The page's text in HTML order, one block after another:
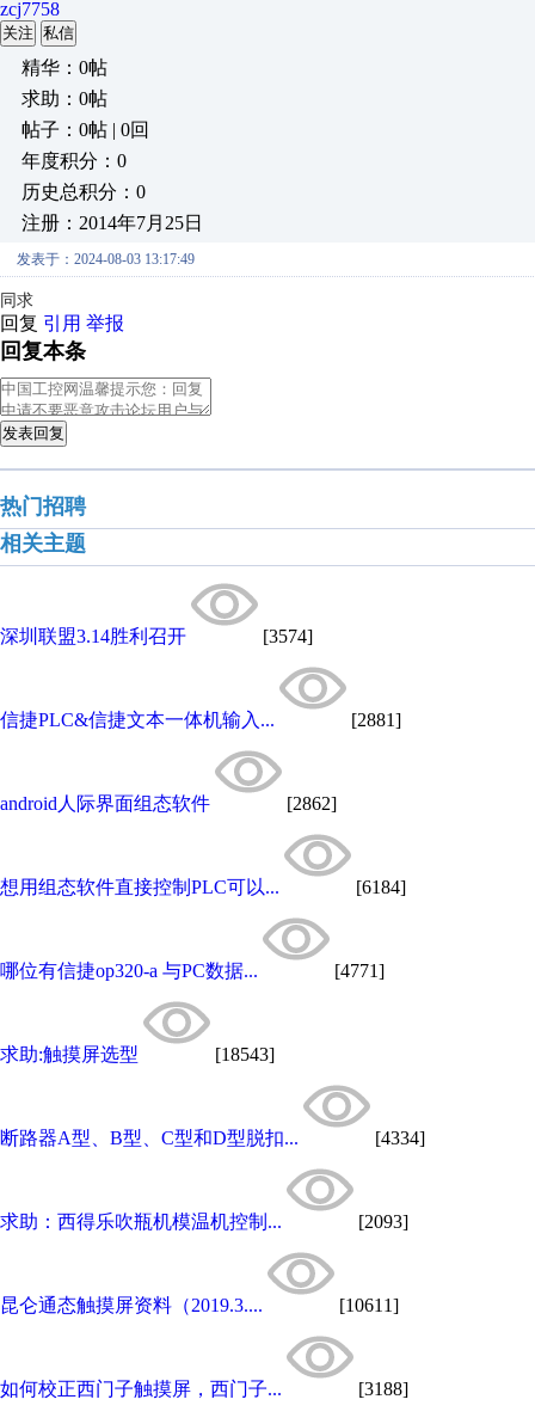
zcj7758
关注 私信
精华：0帖
求助：0帖
帖子：0帖 | 0回
年度积分：0
历史总积分：0
注册：2014年7月25日
发表于：2024-08-03 13:17:49
同求
回复 引用 举报
回复本条
发表回复
热门招聘
相关主题
深圳联盟3.14胜利召开 [3574]
信捷PLC&信捷文本一体机输入... [2881]
android人际界面组态软件 [2862]
想用组态软件直接控制PLC可以... [6184]
哪位有信捷op320-a 与PC数据... [4771]
求助:触摸屏选型 [18543]
断路器A型、B型、C型和D型脱扣... [4334]
求助：西得乐吹瓶机模温机控制... [2093]
昆仑通态触摸屏资料（2019.3.... [10611]
如何校正西门子触摸屏，西门子... [3188]